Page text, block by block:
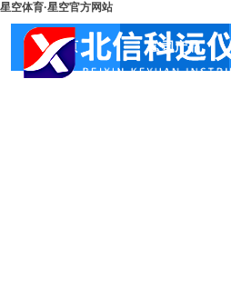
星空体育·星空官方网站
首页 公司产品